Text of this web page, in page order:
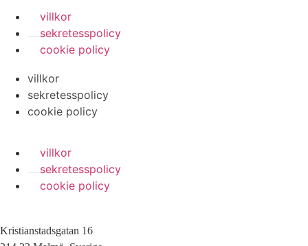
villkor
sekretesspolicy
cookie policy
villkor
sekretesspolicy
cookie policy
villkor
sekretesspolicy
cookie policy
Kristianstadsgatan 16